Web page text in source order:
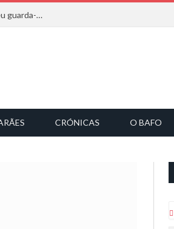
20 marcas que saem diretamente da cidade-berço para o teu guarda-roupa
CRÓNICAS O BAFO